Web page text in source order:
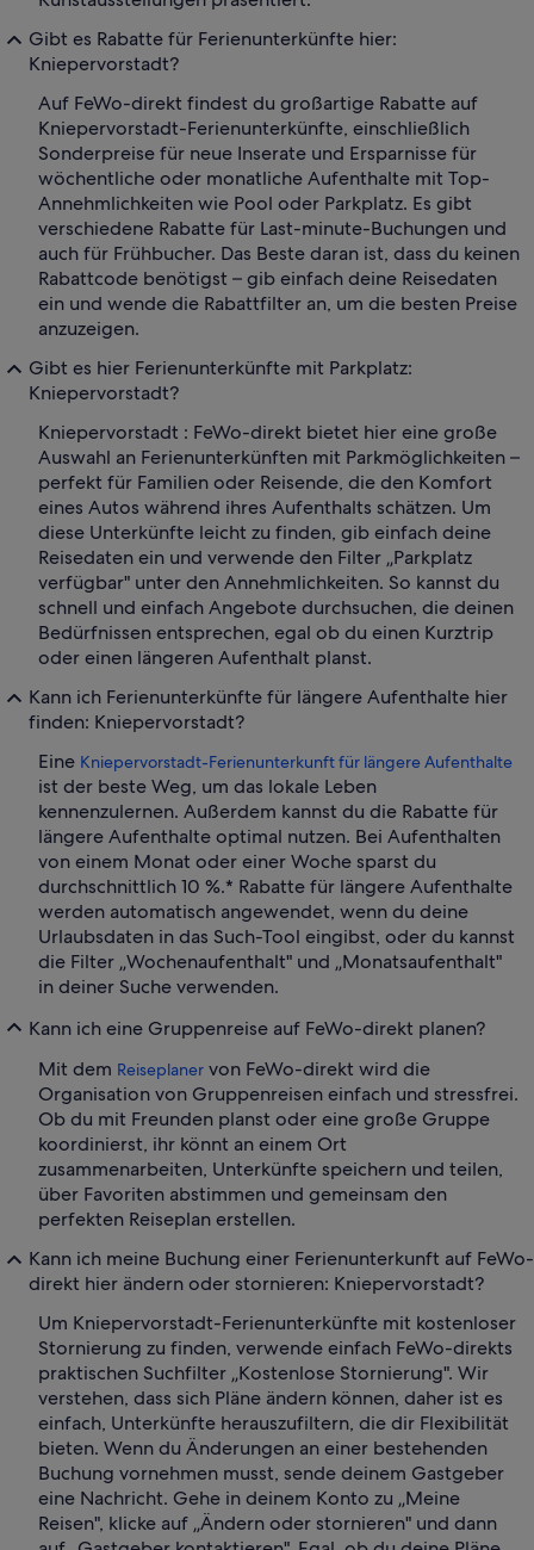
Gibt es Rabatte für Ferienunterkünfte hier:
Kniepervorstadt?
Auf FeWo-direkt findest du großartige Rabatte auf
Kniepervorstadt-Ferienunterkünfte, einschließlich
Sonderpreise für neue Inserate und Ersparnisse für
wöchentliche oder monatliche Aufenthalte mit Top-
Annehmlichkeiten wie Pool oder Parkplatz. Es gibt
verschiedene Rabatte für Last-minute-Buchungen und
auch für Frühbucher. Das Beste daran ist, dass du keinen
Rabattcode benötigst – gib einfach deine Reisedaten
ein und wende die Rabattfilter an, um die besten Preise
anzuzeigen.
Gibt es hier Ferienunterkünfte mit Parkplatz:
Kniepervorstadt?
Kniepervorstadt : FeWo-direkt bietet hier eine große
Auswahl an Ferienunterkünften mit Parkmöglichkeiten –
perfekt für Familien oder Reisende, die den Komfort
eines Autos während ihres Aufenthalts schätzen. Um
diese Unterkünfte leicht zu finden, gib einfach deine
Reisedaten ein und verwende den Filter „Parkplatz
verfügbar" unter den Annehmlichkeiten. So kannst du
schnell und einfach Angebote durchsuchen, die deinen
Bedürfnissen entsprechen, egal ob du einen Kurztrip
oder einen längeren Aufenthalt planst.
Kann ich Ferienunterkünfte für längere Aufenthalte hier
finden: Kniepervorstadt?
Eine Kniepervorstadt-Ferienunterkunft für längere Aufenthalte
ist der beste Weg, um das lokale Leben
kennenzulernen. Außerdem kannst du die Rabatte für
längere Aufenthalte optimal nutzen. Bei Aufenthalten
von einem Monat oder einer Woche sparst du
durchschnittlich 10 %.* Rabatte für längere Aufenthalte
werden automatisch angewendet, wenn du deine
Urlaubsdaten in das Such-Tool eingibst, oder du kannst
die Filter „Wochenaufenthalt" und „Monatsaufenthalt"
in deiner Suche verwenden.
Kann ich eine Gruppenreise auf FeWo-direkt planen?
Mit dem Reiseplaner von FeWo-direkt wird die
Organisation von Gruppenreisen einfach und stressfrei.
Ob du mit Freunden planst oder eine große Gruppe
koordinierst, ihr könnt an einem Ort
zusammenarbeiten, Unterkünfte speichern und teilen,
über Favoriten abstimmen und gemeinsam den
perfekten Reiseplan erstellen.
Kann ich meine Buchung einer Ferienunterkunft auf FeWo-
direkt hier ändern oder stornieren: Kniepervorstadt?
Um Kniepervorstadt-Ferienunterkünfte mit kostenloser
Stornierung zu finden, verwende einfach FeWo-direkts
praktischen Suchfilter „Kostenlose Stornierung". Wir
verstehen, dass sich Pläne ändern können, daher ist es
einfach, Unterkünfte herauszufiltern, die dir Flexibilität
bieten. Wenn du Änderungen an einer bestehenden
Buchung vornehmen musst, sende deinem Gastgeber
eine Nachricht. Gehe in deinem Konto zu „Meine
Reisen", klicke auf „Ändern oder stornieren" und dann